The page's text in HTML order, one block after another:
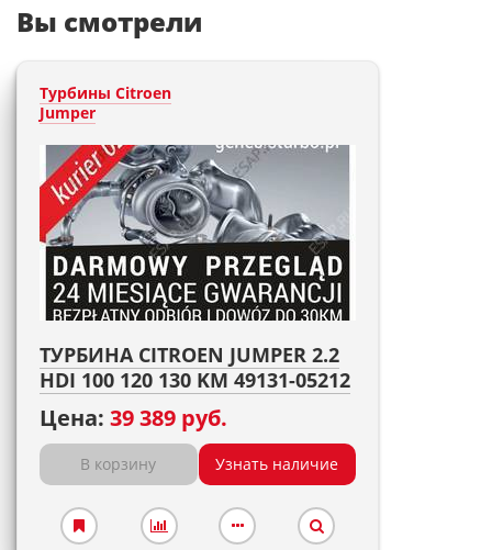
Вы смотрели
Турбины Citroen
Jumper
ТУРБИНА CITROEN JUMPER 2.2
HDI 100 120 130 KM 49131-05212
Цена: 39 389 руб.
В корзину Узнать наличие